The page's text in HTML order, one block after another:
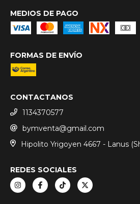
MEDIOS DE PAGO
FORMAS DE ENVÍO
CONTACTANOS
1134370577
bymventa@gmail.com
Hipolito Yrigoyen 4667 - Lanus
REDES SOCIALES